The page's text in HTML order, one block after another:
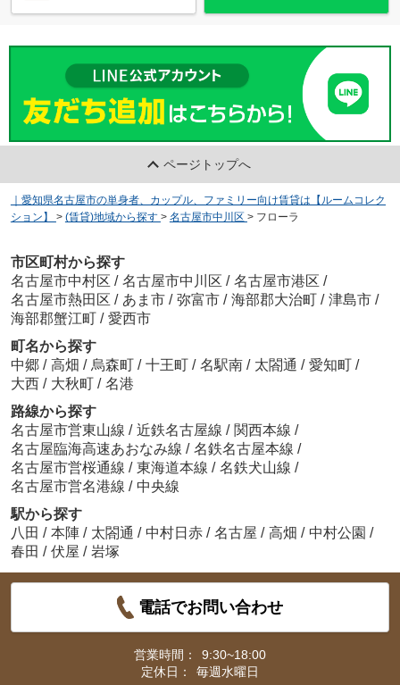
ページトップへ
｜愛知県名古屋市の単身者、カップル、ファミリー向け賃貸は【ルームコレク
ション】
> (賃貸)地域から探す > 名古屋市中川区 > フローラ
市区町村から探す
名古屋市中村区 / 名古屋市中川区 / 名古屋市港区 /
名古屋市熱田区 / あま市 / 弥富市 / 海部郡大治町 / 津島市 /
海部郡蟹江町 / 愛西市
町名から探す
中郷 / 高畑 / 烏森町 / 十王町 / 名駅南 / 太閤通 / 愛知町 /
大西 / 大秋町 / 名港
路線から探す
名古屋市営東山線 / 近鉄名古屋線 / 関西本線 /
名古屋臨海高速あおなみ線 / 名鉄名古屋本線 /
名古屋市営桜通線 / 東海道本線 / 名鉄犬山線 /
名古屋市営名港線 / 中央線
駅から探す
八田 / 本陣 / 太閤通 / 中村日赤 / 名古屋 / 高畑 / 中村公園 /
春田 / 伏屋 / 岩塚
電話でお問い合わせ
営業時間：
9:30~18:00
定休日：
毎週水曜日